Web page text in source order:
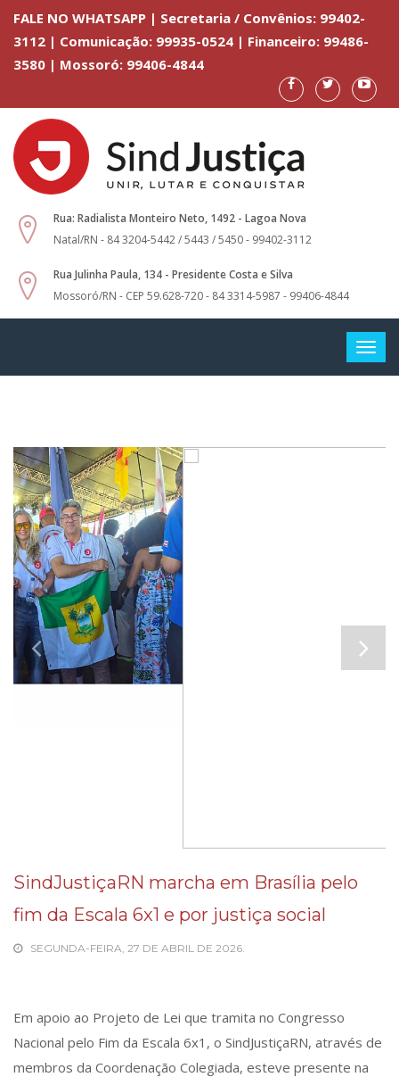
FALE NO WHATSAPP | Secretaria / Convênios: 99402-
3112 | Comunicação: 99935-0524 | Financeiro: 99486-
3580 | Mossoró: 99406-4844
Rua: Radialista Monteiro Neto, 1492 - Lagoa Nova
Natal/RN - 84 3204-5442 / 5443 / 5450 - 99402-3112
Rua Julinha Paula, 134 - Presidente Costa e Silva
Mossoró/RN - CEP 59.628-720 - 84 3314-5987 - 99406-4844
SindJustiçaRN marcha em Brasília pelo
fim da Escala 6x1 e por justiça social
SEGUNDA-FEIRA, 27 DE ABRIL DE 2026.
Em apoio ao Projeto de Lei que tramita no Congresso
Nacional pelo Fim da Escala 6x1, o SindJustiçaRN, através de
membros da Coordenação Colegiada, esteve presente na